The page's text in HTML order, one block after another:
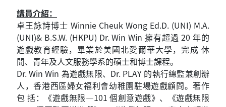
講員介紹：
卓王詠詩博士 Winnie Cheuk Wong Ed.D. (UNI) M.A.
(UNI)& B.S.W. (HKPU) Dr. Win Win 擁有超過 20 年的
遊戲教育經驗，畢業於美國北愛爾華大學，完成 休
閒、青年及人文服務學系的碩士和博士課程。
Dr. Win Win 為遊戲無限、Dr. PLAY 的執行總監兼創辦
人，香港西區婦女福利會幼稚園駐場遊戲顧問。著作
包 括：《遊戲無限—101 個創意遊戲》、《遊戲無限